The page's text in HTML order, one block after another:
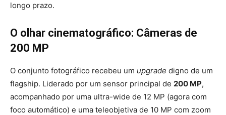
longo prazo.
O olhar cinematográfico: Câmeras de
200 MP
O conjunto fotográfico recebeu um upgrade digno de um
flagship. Liderado por um sensor principal de 200 MP,
acompanhado por uma ultra-wide de 12 MP (agora com
foco automático) e uma teleobjetiva de 10 MP com zoom